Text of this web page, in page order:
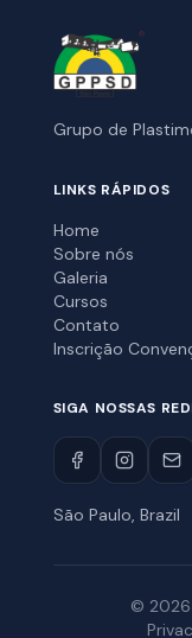
Grupo de
LINKS RÁPIDOS
Home
Sobre nós
Galeria
Cursos
Contato
Inscrição
SIGA NOSSAS
São Paulo, Brazil
© 2026